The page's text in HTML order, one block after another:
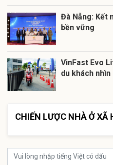
Đà Nẵng: Kết
bền vững
VinFast Evo
du khách nhìn
CHIẾN LƯỢC NHÀ Ở XÃ